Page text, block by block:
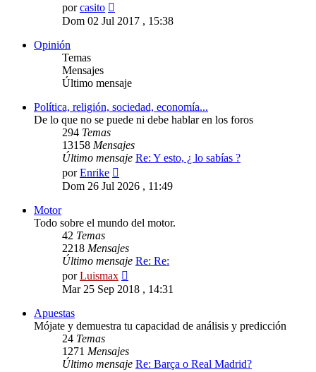
porcasito
último
Dom 02 Jul 2017 , 15:38
Opinión
Temas
Mensajes
Último mensaje
Política, religión, sociedad, economía...
De lo que no se puede ni debe hablar en los foros
294 Temas
13158 Mensajes
Último mensaje Re: Y esto, ¿ lo sabías ?
porEnrike
último
Dom 26 Jul 2026 , 11:49
Motor
Todo sobre el mundo del motor.
42 Temas
2218 Mensajes
Último mensaje Re: Re:
porLuismax
último
Mar 25 Sep 2018 , 14:31
Apuestas
Mójate y demuestra tu capacidad de análisis y predicción
24 Temas
1271 Mensajes
Último mensaje Re: Barça o Real Madrid?